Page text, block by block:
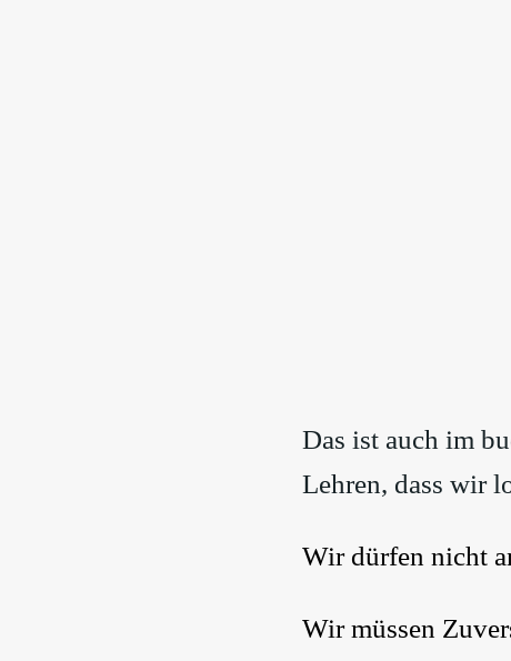
Das ist auch im
Lehren, dass wir
Wir dürfen nicht
Wir müssen